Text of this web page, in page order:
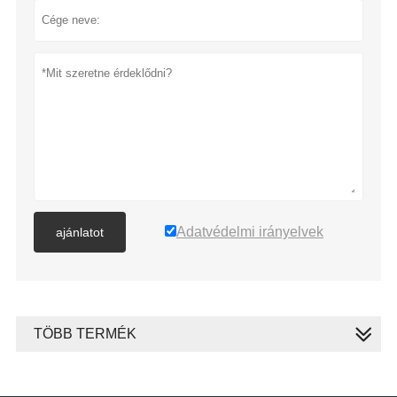
ajánlatot Adatvédelmi irányelvek
TÖBB TERMÉK